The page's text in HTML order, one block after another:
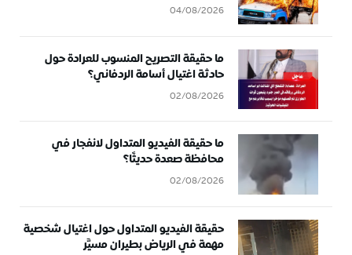
04/08/2026
ما حقيقة التصريح المنسوب للعرادة حول
حادثة اغتيال أسامة الردفاني؟
02/08/2026
ما حقيقة الفيديو المتداول لانفجار في
محافظة صعدة حديثًا؟
02/08/2026
حقيقة الفيديو المتداول حول اغتيال شخصية
مهمة في الرياض بطيران مسيَّر